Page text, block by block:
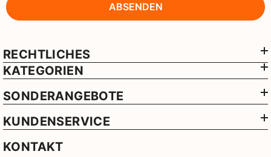
ABSENDEN
RECHTLICHES
KATEGORIEN
SONDERANGEBOTE
KUNDENSERVICE
KONTAKT